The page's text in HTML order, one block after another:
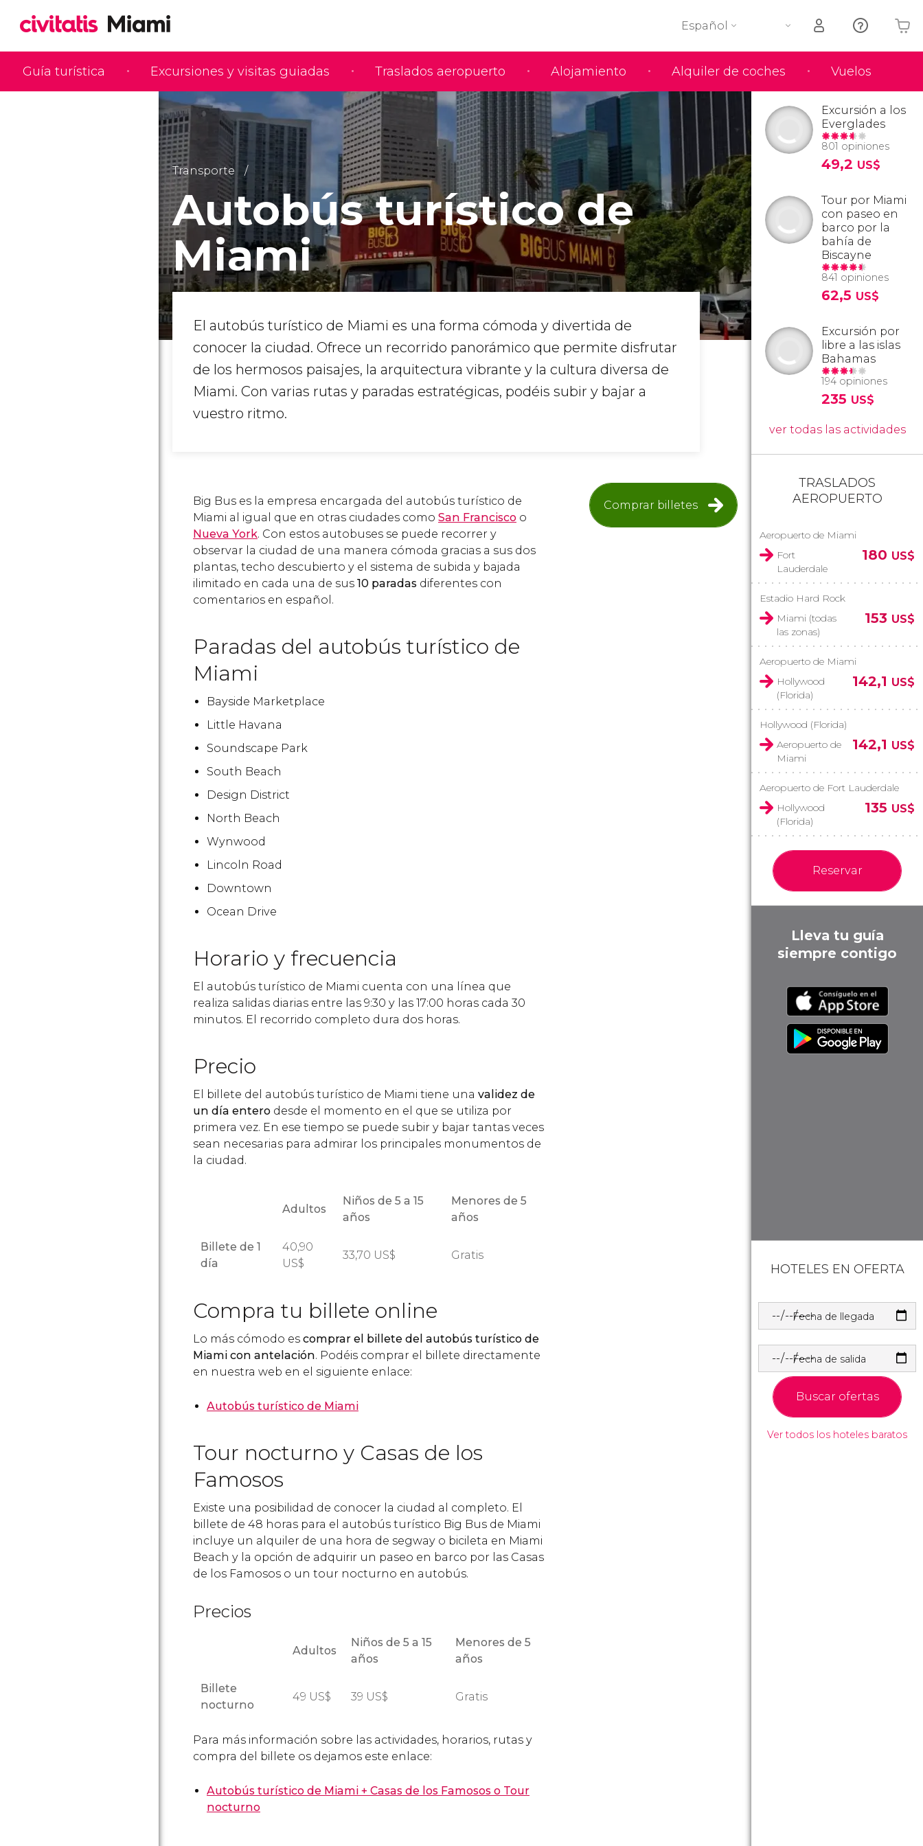
Guía turística Excursiones y visitas guiadas Traslados aeropuerto Alojamiento Alquiler de coches Vuelos
Español
Tu carrito está vacío
Transporte
Autobús turístico de
Miami
El autobús turístico de Miami es una forma cómoda y divertida de
conocer la ciudad. Ofrece un recorrido panorámico que permite disfrutar
de los hermosos paisajes, la arquitectura vibrante y la cultura diversa de
Miami. Con varias rutas y paradas estratégicas, podéis subir y bajar a
vuestro ritmo.
Comprar billetes
Big Bus es la empresa encargada del autobús turístico de
Miami al igual que en otras ciudades como San Francisco o
Nueva York. Con estos autobuses se puede recorrer y
observar la ciudad de una manera cómoda gracias a sus dos
plantas, techo descubierto y el sistema de subida y bajada
ilimitado en cada una de sus 10 paradas diferentes con
comentarios en español.
Paradas del autobús turístico de
Miami
Bayside Marketplace
Little Havana
Soundscape Park
South Beach
Design District
North Beach
Wynwood
Lincoln Road
Downtown
Ocean Drive
Horario y frecuencia
El autobús turístico de Miami cuenta con una línea que
realiza salidas diarias entre las 9:30 y las 17:00 horas cada 30
minutos. El recorrido completo dura dos horas.
Precio
El billete del autobús turístico de Miami tiene una validez de
un día entero desde el momento en el que se utiliza por
primera vez. En ese tiempo se puede subir y bajar tantas veces
sean necesarias para admirar los principales monumentos de
la ciudad.
Adultos
Niños de 5 a 15
años
Menores de 5
años
Billete de 1
día
40,90
US$
33,70 US$ Gratis
Compra tu billete online
Lo más cómodo es comprar el billete del autobús turístico de
Miami con antelación. Podéis comprar el billete directamente
en nuestra web en el siguiente enlace:
Autobús turístico de Miami
Tour nocturno y Casas de los
Famosos
Existe una posibilidad de conocer la ciudad al completo. El
billete de 48 horas para el autobús turístico Big Bus de Miami
incluye un alquiler de una hora de segway o bicileta en Miami
Beach y la opción de adquirir un paseo en barco por las Casas
de los Famosos o un tour nocturno en autobús.
Precios
Adultos
Niños de 5 a 15
años
Menores de 5
años
Billete
nocturno
49 US$ 39 US$ Gratis
Para más información sobre las actividades, horarios, rutas y
compra del billete os dejamos este enlace:
Autobús turístico de Miami + Casas de los Famosos o Tour
nocturno
Excursión a los
Everglades
801 opiniones
49,2 US$
Tour por Miami
con paseo en
barco por la
bahía de
Biscayne
841 opiniones
62,5 US$
Excursión por
libre a las islas
Bahamas
194 opiniones
235 US$
ver todas las actividades
TRASLADOS
AEROPUERTO
Aeropuerto de Miami
Fort
Lauderdale
180 US$
Estadio Hard Rock
Miami (todas
las zonas)
153 US$
Aeropuerto de Miami
Hollywood
(Florida)
142,1 US$
Hollywood (Florida)
Aeropuerto de
Miami
142,1 US$
Aeropuerto de Fort Lauderdale
Hollywood
(Florida)
135 US$
Reservar
Lleva tu guía
siempre contigo
HOTELES EN OFERTA
Fecha de llegada
Fecha de salida
Buscar ofertas
Ver todos los hoteles baratos